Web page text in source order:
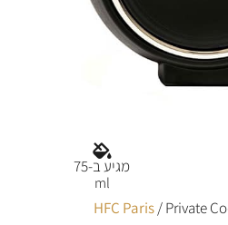
HFC Paris/ Private
מגיע ב-75
ml